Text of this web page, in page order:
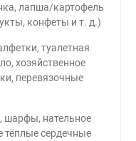
лапша/картофель
конфеты и т. д.)
туалетная
хозяйственное
перевязочные
шарфы, нательное
тёплые сердечные